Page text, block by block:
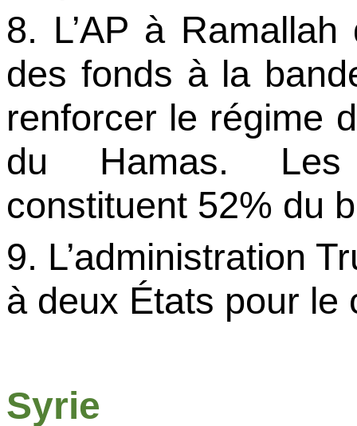
8. L’AP à
des fonds à la
renforcer le régime
du Hamas. Les
constituent 52% du
9. L’administration
à deux États pour le
Syrie